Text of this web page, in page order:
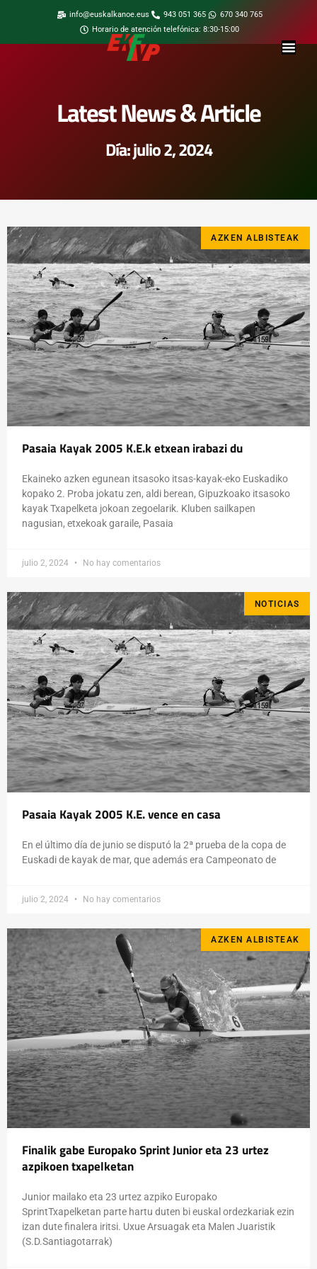
info@euskalkanoe.eus 943 051 365
670 340 765
Horario de atención telefónica: 8:30-15:00
Latest News & Article
Día: julio 2, 2024
AZKEN ALBISTEAK
Pasaia Kayak 2005 K.E.k etxean irabazi du
Ekaineko azken egunean itsasoko itsas-kayak-eko Euskadiko
kopako 2. Proba jokatu zen, aldi berean, Gipuzkoako itsasoko
kayak Txapelketa jokoan zegoelarik. Kluben sailkapen
nagusian, etxekoak garaile, Pasaia
julio 2, 2024 No hay comentarios
NOTICIAS
Pasaia Kayak 2005 K.E. vence en casa
En el último día de junio se disputó la 2ª prueba de la copa de
Euskadi de kayak de mar, que además era Campeonato de
julio 2, 2024 No hay comentarios
AZKEN ALBISTEAK
Finalik gabe Europako Sprint Junior eta 23 urtez
azpikoen txapelketan
Junior mailako eta 23 urtez azpiko Europako
SprintTxapelketan parte hartu duten bi euskal ordezkariak ezin
izan dute finalera iritsi. Uxue Arsuagak eta Malen Juaristik
(S.D.Santiagotarrak)